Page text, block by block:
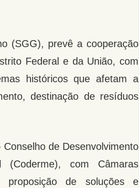
(SGG), prevê a cooperação
Federal e da União, com
históricos que afetam a
destinação de resíduos
de Desenvolvimento
(Coderme), com Câmaras
de soluções e